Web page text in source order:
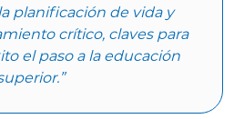
planificación de vida y
crítico, claves para
el paso a la educación